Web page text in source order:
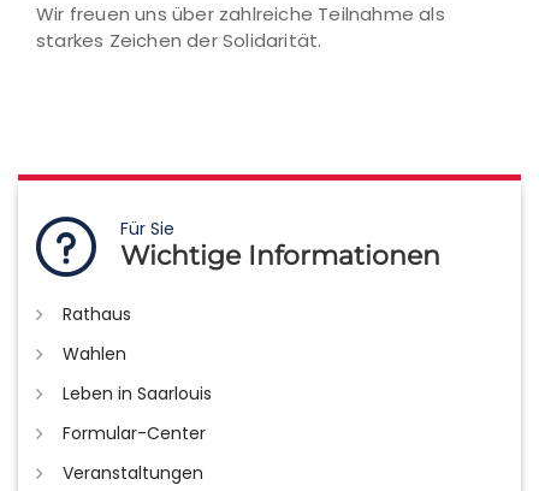
Wir freuen uns über zahlreiche Teilnahme als
starkes Zeichen der Solidarität.
Für Sie
Wichtige Informationen
Rathaus
Wahlen
Leben in Saarlouis
Formular-Center
Veranstaltungen